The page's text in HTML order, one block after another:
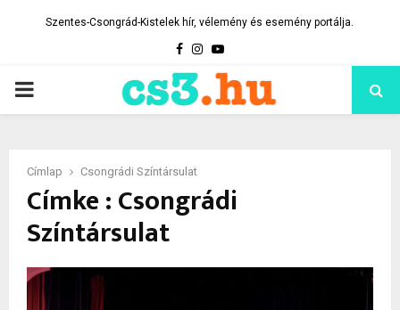
Szentes-Csongrád-Kistelek hír, vélemény és esemény portálja.
Facebook
Instagram
Youtube
PRIMARY
Címlap Csongrádi Színtársulat
Címke : Csongrádi
Színtársulat